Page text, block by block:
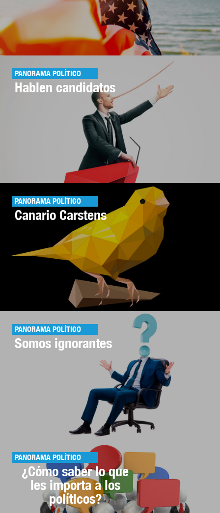
PANORAMA POLÍTICO
Hablen candidatos
PANORAMA POLÍTICO
Canario Carstens
PANORAMA POLÍTICO
Somos ignorantes
PANORAMA POLÍTICO
¿Cómo saber lo que
les importa a los
políticos?